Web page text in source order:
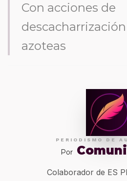
Con acciones de
azoteas
PERIODISMO DE
Por
Colaborador de ES